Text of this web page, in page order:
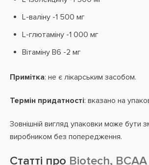
L-валіну -1 500 мг
L-глютаміну -1 000 мг
Вітаміну В6 -2 мг
Примітка: не є лікарським засобом.
Термін придатності: вказано на
Зовнішній вигляд упаковки може бути
виробником без попередження.
Статті про Biotech,